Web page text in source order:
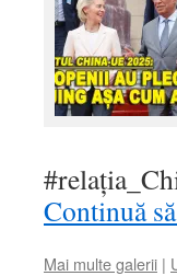
Continuă
Mai multe galerii |